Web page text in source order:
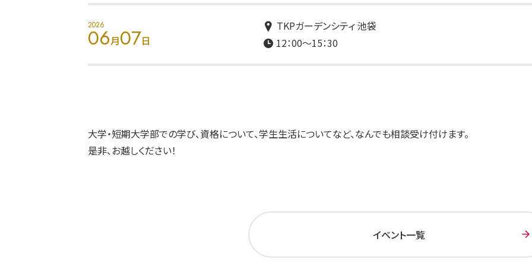
2026
06月07日
TKPガーデンシティ 池袋
12：00～15：30
大学・短期大学部での学び、資格について、学生生活についてなど、なんでも相談受け付けます。
是非、お越しください！
イベント一覧